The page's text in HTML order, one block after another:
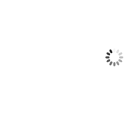
Nubes